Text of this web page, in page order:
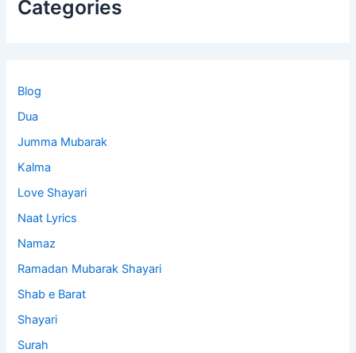
Categories
Blog
Dua
Jumma Mubarak
Kalma
Love Shayari
Naat Lyrics
Namaz
Ramadan Mubarak Shayari
Shab e Barat
Shayari
Surah